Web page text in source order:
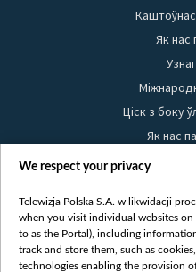
Як нас
Ціск з боку
Як нас
Правілы
We respect your privacy
Telewizja Polska S.A. w likwidacji
when you visit individual websites
to as the Portal), including
track and store them, such as
technologies enabling the provision